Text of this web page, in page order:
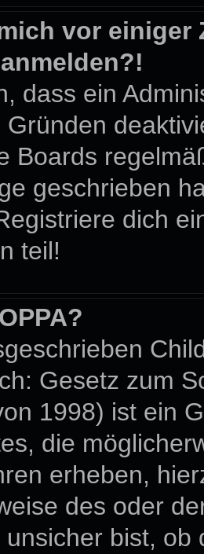
vor
dass ein
Boards
geschrieben
dich
teil!
Gesetz zum
1998) ist ein
die
erheben,
des oder
bist,